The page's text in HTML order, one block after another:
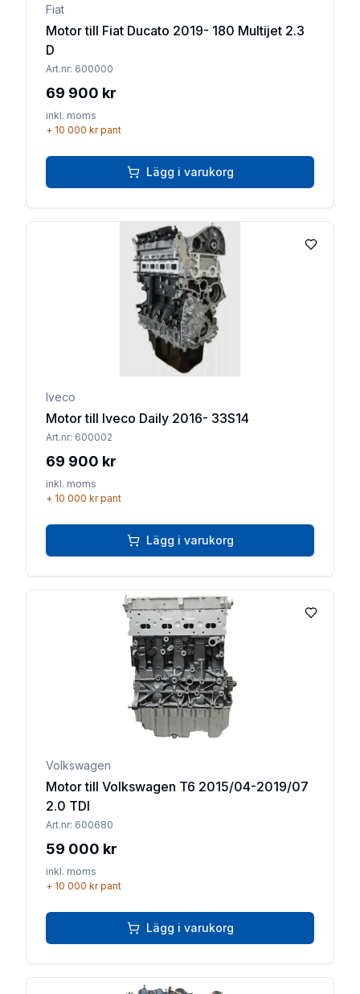
Fiat
Motor till Fiat Ducato 2019- 180 Multijet 2.3
D
Art.nr: 600000
69 900 kr
inkl. moms
+ 10 000 krpant
Lägg i varukorg
Lägg till
Iveco
Motor till Iveco Daily 2016- 33S14
Art.nr: 600002
69 900 kr
inkl. moms
+ 10 000 krpant
Lägg i varukorg
Lägg till
Volkswagen
Motor till Volkswagen T6 2015/04-2019/07
2.0 TDI
Art.nr: 600680
59 000 kr
inkl. moms
+ 10 000 krpant
Lägg i varukorg